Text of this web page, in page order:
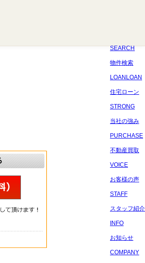
SEARCH
物件検索
LOANLOAN
住宅ローン
STRONG
当社の強み
PURCHASE
不動産買取
VOICE
お客様の声
STAFF
スタッフ紹介
INFO
お知らせ
COMPANY